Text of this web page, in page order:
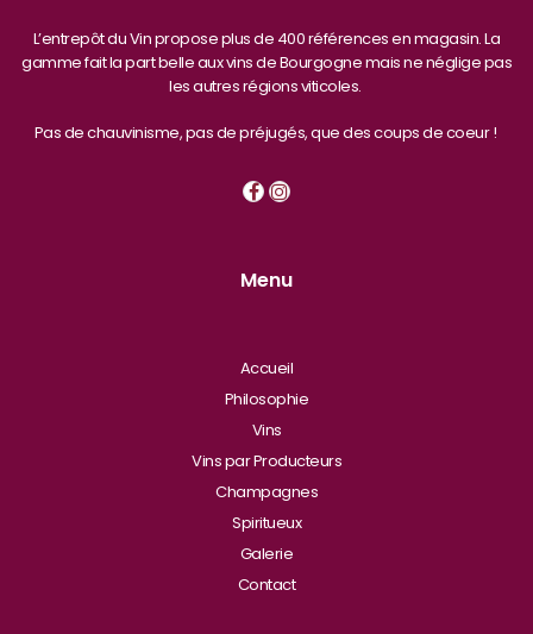
chardonnay
Bourgogne Côte Chalonnaise Pinot noir
Rouge
L’entrepôt du Vin propose plus de 400 références en magasin. La
gamme fait la part belle aux vins de Bourgogne mais ne néglige pas
les autres régions viticoles.
Pas de chauvinisme, pas de préjugés, que des coups de coeur !
Menu
Accueil
Philosophie
Vins
Vins par Producteurs
Champagnes
Spiritueux
Galerie
Contact